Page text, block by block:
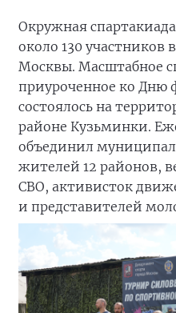
Окружная
около 130 участников
Москвы. Масштабное
приуроченное ко Дню
состоялось на
районе Кузьминки.
объединил
жителей 12 районов,
СВО, активисток
и представителей